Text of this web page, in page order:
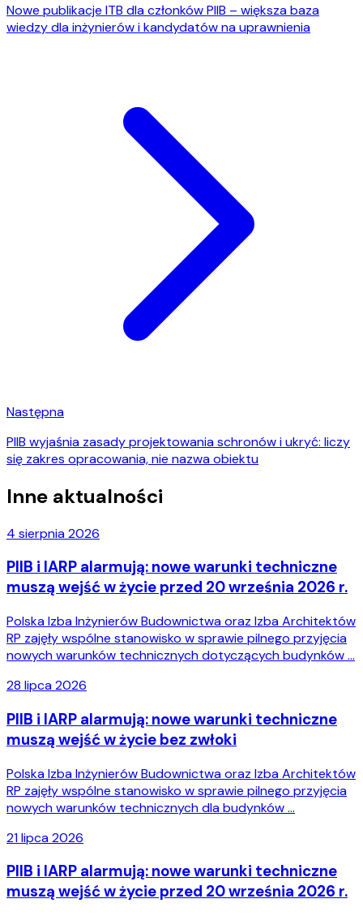
Nowe publikacje ITB dla członków PIIB – większa baza
wiedzy dla inżynierów i kandydatów na uprawnienia
Następna
PIIB wyjaśnia zasady projektowania schronów i ukryć: liczy
się zakres opracowania, nie nazwa obiektu
Inne aktualności
4 sierpnia 2026
PIIB i IARP alarmują: nowe warunki techniczne
muszą wejść w życie przed 20 września 2026 r.
Polska Izba Inżynierów Budownictwa oraz Izba Architektów
RP zajęły wspólne stanowisko w sprawie pilnego przyjęcia
nowych warunków technicznych dotyczących budynków …
28 lipca 2026
PIIB i IARP alarmują: nowe warunki techniczne
muszą wejść w życie bez zwłoki
Polska Izba Inżynierów Budownictwa oraz Izba Architektów
RP zajęły wspólne stanowisko w sprawie pilnego przyjęcia
nowych warunków technicznych dla budynków …
21 lipca 2026
PIIB i IARP alarmują: nowe warunki techniczne
muszą wejść w życie przed 20 września 2026 r.